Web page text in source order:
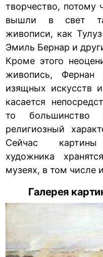
творчество, потому
вышли в свет
живописи, как
Эмиль Бернар и
Кроме этого
живопись, Фернан
изящных искусств
касается
то
религиозный
Сейчас картины
художника
музеях, в том числе
Галерея